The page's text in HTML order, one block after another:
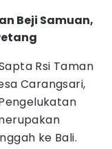
Beji Samuan,
Rsi Taman
Carangsari,
ke Bali.